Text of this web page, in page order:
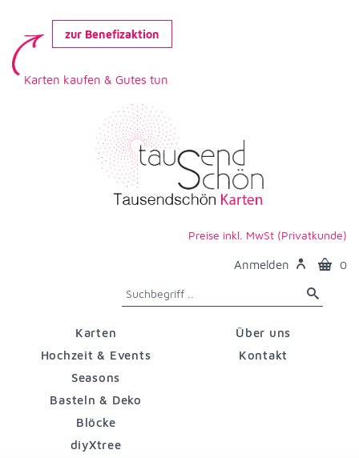
zur Benefizaktion
Karten kaufen & Gutes tun
Preise inkl. MwSt (Privatkunde)
Anmelden 0
Karten
Hochzeit & Events
Seasons
Basteln & Deko
Blöcke
diyXtree
Über uns
Kontakt